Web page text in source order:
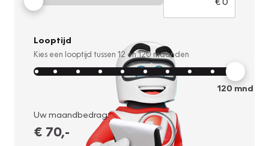
Looptijd
Kies een looptijd tussen 12 en120 maanden
120mnd
Uw maandbedrag:
€ 70,-